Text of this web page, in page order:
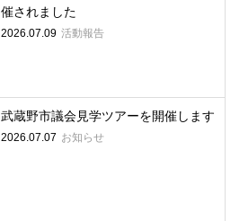
催されました
2026.07.09 活動報告
武蔵野市議会見学ツアーを開催します
2026.07.07 お知らせ